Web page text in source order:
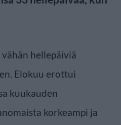
hellepäiviä
Elokuu erottui
kuukauden
korkeampi ja